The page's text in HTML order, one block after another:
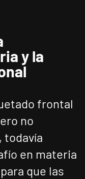
y la
frontal
no
todavía
en materia
que las